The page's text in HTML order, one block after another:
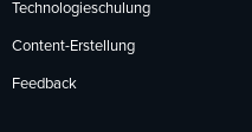
Technologieschulung
Content-Erstellung
Feedback